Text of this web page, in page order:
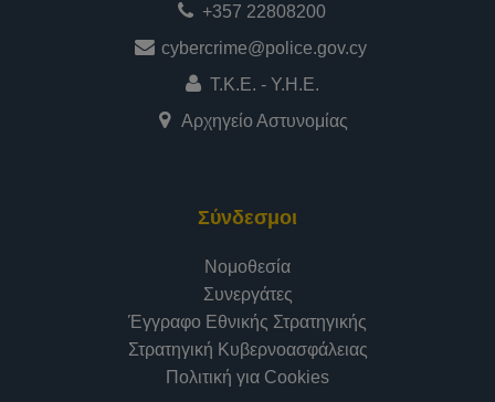
+357 22808200
cybercrime@police.gov.cy
Τ.Κ.Ε. - Υ.Η.Ε.
Αρχηγείο Αστυνομίας
Σύνδεσμοι
Νομοθεσία
Συνεργάτες
Έγγραφο Εθνικής Στρατηγικής
Στρατηγική Κυβερνοασφάλειας
Πολιτική για Cookies